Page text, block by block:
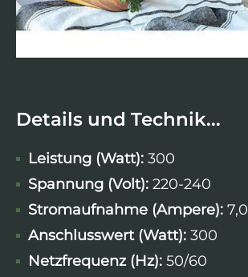
Details und Technik...
Leistung (Watt): 300
Spannung (Volt): 220-240
Stromaufnahme (Ampere): 7,0
Anschlusswert (Watt): 300
Netzfrequenz (Hz): 50/60